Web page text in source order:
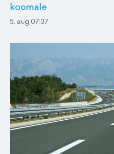
koomale
5. aug 07:37